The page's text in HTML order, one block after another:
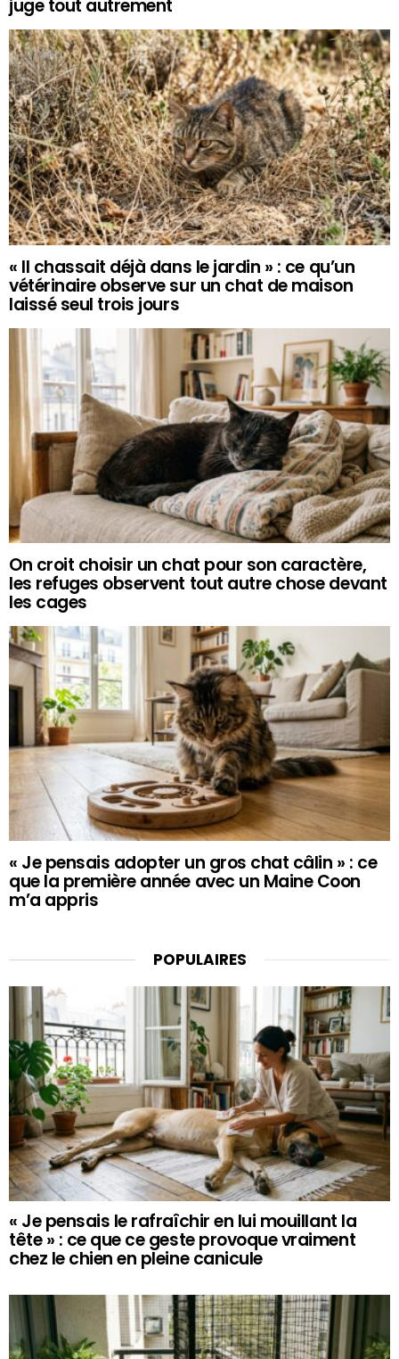
juge tout autrement
« Il chassait déjà dans le jardin » : ce qu’un
vétérinaire observe sur un chat de maison
laissé seul trois jours
On croit choisir un chat pour son caractère,
les refuges observent tout autre chose devant
les cages
« Je pensais adopter un gros chat câlin » : ce
que la première année avec un Maine Coon
m’a appris
POPULAIRES
« Je pensais le rafraîchir en lui mouillant la
tête » : ce que ce geste provoque vraiment
chez le chien en pleine canicule